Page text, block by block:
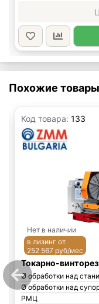
Похожие товары
Код товара: 133
Нет в наличии
в лизинг от
252 567 руб/мес
Токарно-
Ø обработки над
Ø обработки над
РМЦ